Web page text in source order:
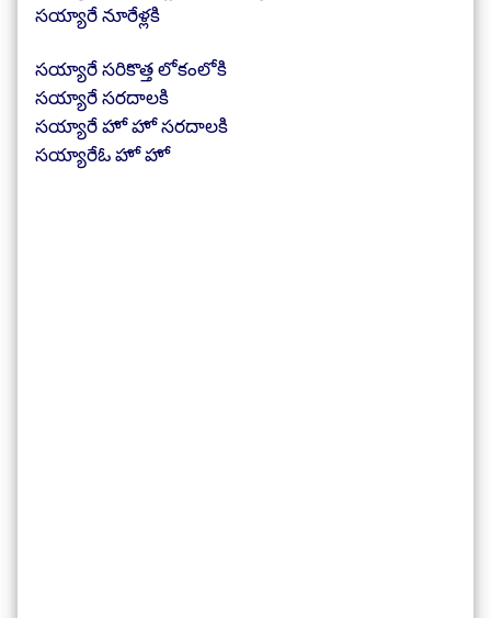
సయ్యారే నూరేళ్లకి
సయ్యారే సరికొత్త లోకంలోకి
సయ్యారే సరదాలకి
సయ్యారే హో హో సరదాలకి
సయ్యారేఓ హో హో